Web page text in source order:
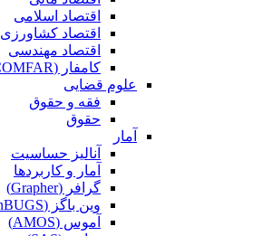
اقتصاد اسلامی
اقتصاد کشاورزی
اقتصاد مهندسی
کامفار (COMFAR)
علوم قضایی
فقه و حقوق
حقوق
آمار
آنالیز حساسیت
آمار و کاربردها
گرافر (Grapher)
وین باگز (WinBUGS)
آموس (AMOS)